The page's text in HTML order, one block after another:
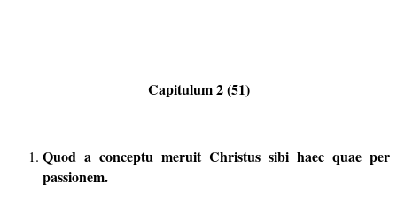
Capitulum 2 (51)
Quod a conceptu meruit Christus sibi haec quae per
passionem.